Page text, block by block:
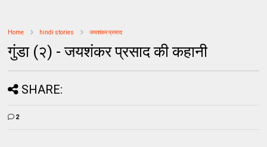
Home hindi stories जयशंकर प्रसाद
गुंडा (२) - जयशंकर प्रसाद की कहानी
SHARE:
2